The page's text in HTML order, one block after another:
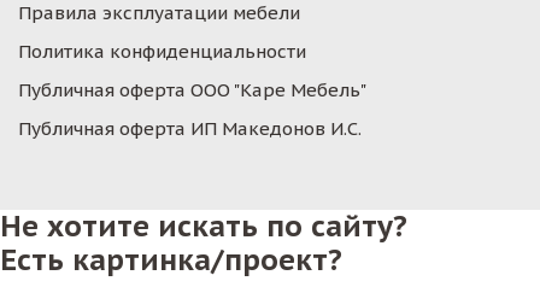
Правила эксплуатации мебели
Политика конфиденциальности
Публичная оферта ООО "Каре Мебель"
Публичная оферта ИП Македонов И.С.
Не хотите искать по сайту?
Есть картинка/проект?